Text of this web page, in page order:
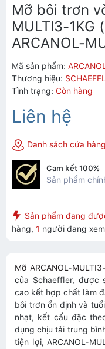
Mỡ bôi trơn
MULTI3-1KG
ARCANOL-
Mã sản phẩm:
Thương hiệu:
Tình trạng: Còn hàng
Liên hệ
Danh sách cửa
Cam kết 100%
Sản phẩm
Sản phẩm đang
hàng, 1 người đang
Mỡ ARCANOL-
của Schaeffler, được
cao kết hợp chất làm
bôi trơn ổn định và
nhạt, kết cấu đặc
dụng chịu tải trung
tiện lợi, ARCANOL-